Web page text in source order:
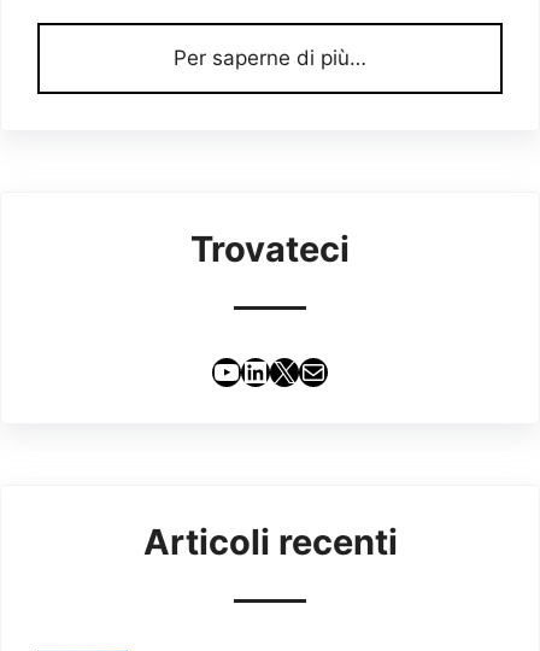
Per saperne di più…
Trovateci
YouTube
LinkedIn
X Email
Articoli recenti